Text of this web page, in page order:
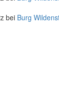
bei Burg